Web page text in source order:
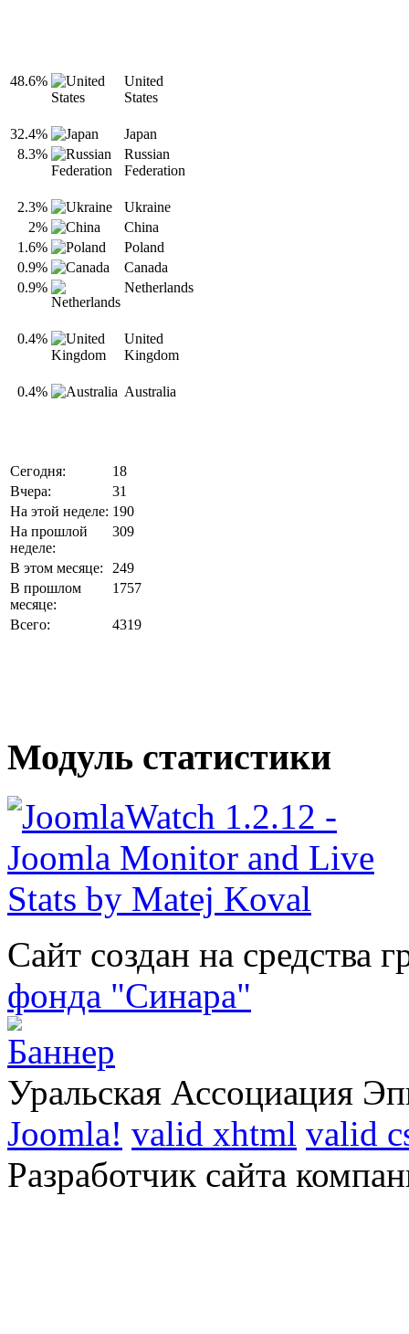
48.6%
United
States
32.4%
Japan
8.3%
Russian
Federation
2.3%
Ukraine
2%
China
1.6%
Poland
0.9%
Canada
0.9%
Netherlands
0.4%
United
Kingdom
0.4% Australia
Сегодня:
18
Вчера:
31
На этой неделе: 190
На прошлой
неделе:
309
В этом месяце:
249
В прошлом
месяце:
1757
Всего: 4319
Модуль статистики
Сайт создан на средства
фонда "Синара"
Уральская Ассоциация
Joomla! valid xhtml valid
Разработчик сайта